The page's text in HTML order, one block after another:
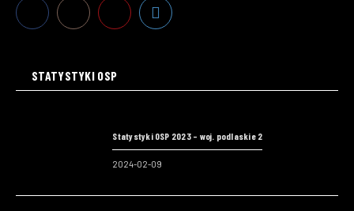
STATYSTYKI OSP
Statystyki OSP 2023 – woj. podlaskie 2
2024-02-09